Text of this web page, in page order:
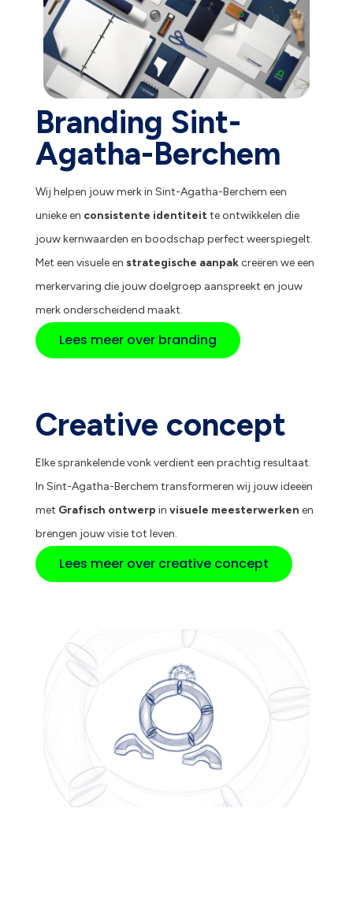
Branding Sint-
Agatha-Berchem
Wij helpen jouw merk in Sint-Agatha-Berchem een
unieke en consistente identiteitte ontwikkelen die
jouw kernwaarden en boodschap perfect weerspiegelt.
Met een visuele en strategische aanpakcreëren we een
merkervaring die jouw doelgroep aanspreekt en jouw
merk onderscheidend maakt.
Lees meer over branding
Creative concept
Elke sprankelende vonk verdient een prachtig resultaat.
In Sint-Agatha-Berchem transformeren wij jouw ideeën
met Grafisch ontwerp in visuele meesterwerken en
brengen jouw visie tot leven.
Lees meer over creative concept